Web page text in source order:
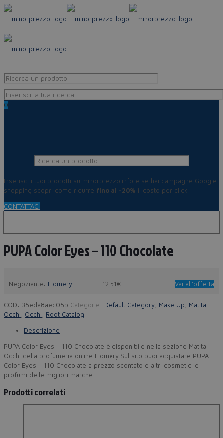
0
Inserisci i tuoi prodotti su minorprezzo.info e se hai campagne Google
shopping scopri come ridurre fino al -20% il costo per click!
CONTATTACI
PUPA Color Eyes – 110 Chocolate
Negoziante: Flomery 12.51€ Vai all'offerta
COD: 35eda8aec05b Categorie: Default Category Make Up
Matita
Occhi
Occhi
Root Catalog
Descrizione
PUPA Color Eyes – 110 Chocolate è disponibile nella sezione Matita
Occhi della profumeria online Flomery.Sul sito puoi acquistare PUPA
Color Eyes – 110 Chocolate a prezzo scontato e altri cosmetici e
profumi delle migliori marche.
Prodotti correlati